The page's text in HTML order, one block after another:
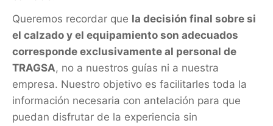
Queremos recordar que la decisión final sobre si
el calzado y el equipamiento son adecuados
corresponde exclusivamente al personal de
TRAGSA, no a nuestros guías ni a nuestra
empresa. Nuestro objetivo es facilitarles toda la
información necesaria con antelación para que
puedan disfrutar de la experiencia sin